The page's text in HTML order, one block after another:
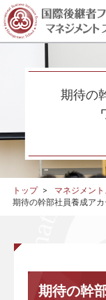
期待の
トップ マネジメン
期待の幹部社員養成ア
期待の幹